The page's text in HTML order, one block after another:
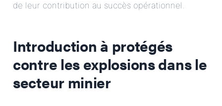
de leur contribution au succès opérationnel.
Introduction à protégés
contre les explosionsdans le
secteur minier